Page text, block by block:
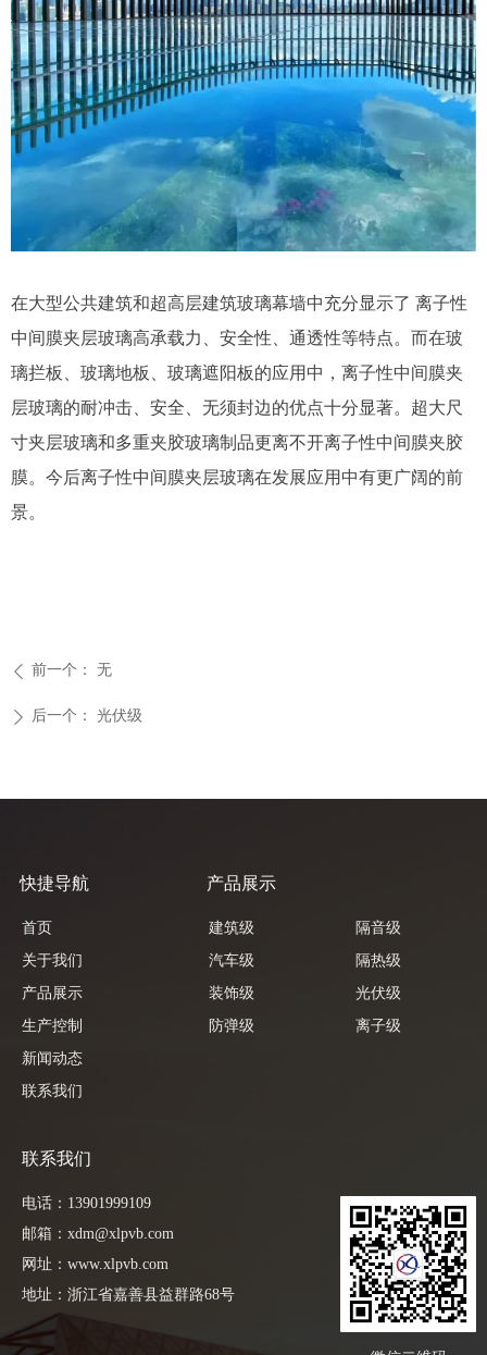
ꄴ 前一个： 无
ꄲ 后一个： 光伏级
在大型公共建筑和超高层建筑玻璃幕墙中充分显示了 离子性
中间膜夹层玻璃高承载力、安全性、通透性等特点。而在玻
璃拦板、玻璃地板、玻璃遮阳板的应用中，离子性中间膜夹
层玻璃的耐冲击、安全、无须封边的优点十分显著。超大尺
寸夹层玻璃和多重夹胶玻璃制品更离不开离子性中间膜夹胶
膜。今后离子性中间膜夹层玻璃在发展应用中有更广阔的前
景。
首页
关于我们
产品展示
生产控制
新闻动态
联系我们
快捷导航 产品展示
建筑级
汽车级
装饰级
防弹级
隔音级
隔热级
光伏级
离子级
联系我们
电话：13901999109
邮箱：xdm@xlpvb.com
网址：www.xlpvb.com
地址：浙江省嘉善县益群路68号